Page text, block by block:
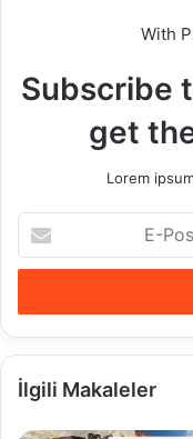
With
Subscribe
get
Lorem
Posta
adresinizi
İlgili Makaleler